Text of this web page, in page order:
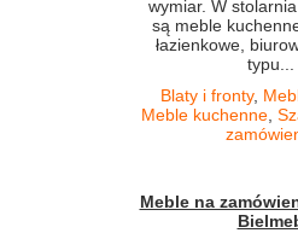
wymiar. W
są meble
łazienkowe,
typu...
Blaty i fronty,
Meble kuchenne,
Meble na